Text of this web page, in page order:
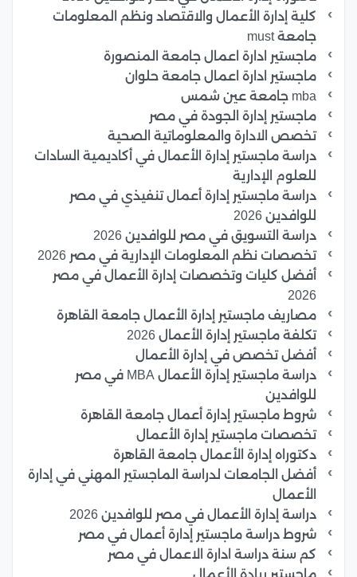
كلية إدارة الأعمال والاقتصاد ونظم المعلومات
جامعة must
ماجستير ادارة اعمال جامعة المنصورة
ماجستير ادارة اعمال جامعة حلوان
mba جامعة عين شمس
ماجستير إدارة الجودة في مصر
تخصص الادارة والمعلوماتية الصحية
دراسة ماجستير إدارة الأعمال في أكاديمية السادات
للعلوم الإدارية
دراسة ماجستير إدارة أعمال تنفيذي في مصر
للوافدين 2026
دراسة التسويق في مصر للوافدين 2026
تخصصات نظم المعلومات الإدارية في مصر 2026
أفضل كليات وتخصصات إدارة الأعمال في مصر
2026
مصاريف ماجستير إدارة الأعمال جامعة القاهرة
تكلفة ماجستير إدارة الأعمال 2026
أفضل تخصص في إدارة الأعمال
دراسة ماجستير إدارة الأعمال MBA في مصر
للوافدين
شروط ماجستير إدارة أعمال جامعة القاهرة
تخصصات ماجستير إدارة الأعمال
دكتوراه إدارة الأعمال جامعة القاهرة
أفضل الجامعات لدراسة الماجستير المهني في إدارة
الأعمال
دراسة إدارة الأعمال في مصر للوافدين 2026
شروط دراسة ماجستير إدارة أعمال في مصر
كم سنة دراسة ادارة الاعمال في مصر
ماجستير ريادة الأعمال